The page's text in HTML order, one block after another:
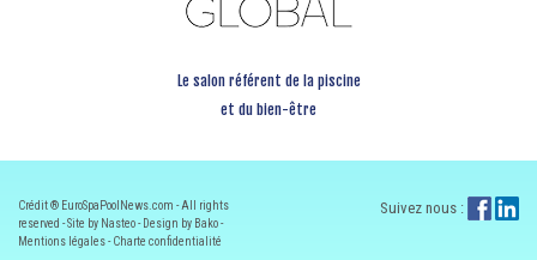
Le salon référent de la piscine
et du bien-être
Crédit ® EuroSpaPoolNews.com - All rights
reserved - Site by Nasteo - Design by Bako -
Mentions légales-Charte confidentialité
Suivez nous :